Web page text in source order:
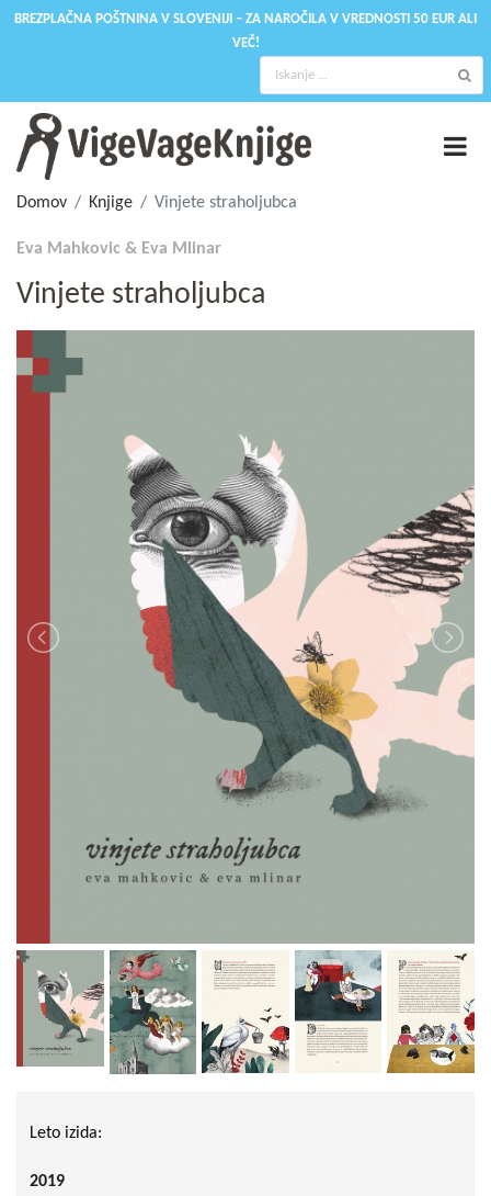
BREZPLAČNA POŠTNINA V SLOVENIJI – ZA NAROČILA V VREDNOSTI 50 EUR ALI
VEČ!
Domov Knjige Vinjete straholjubca
Eva Mahkovic & Eva Mlinar
Vinjete straholjubca
Leto izida:
2019